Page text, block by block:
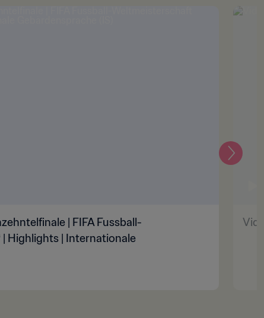
| FIFA Fussball-
Highlights | Internationale
Weiter